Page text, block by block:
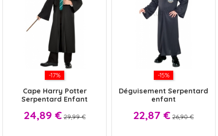
-17%
Cape Harry Potter
Serpentard Enfant
Prix
24,89 € 29,99 €
-15%
Déguisement Serpentard
enfant
Prix
22,87 € 26,90 €